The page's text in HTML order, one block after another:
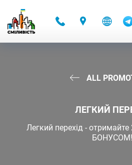
ALL
ЛЕГКИЙ
Легкий перехід - отримайте
БОНУСОМ!